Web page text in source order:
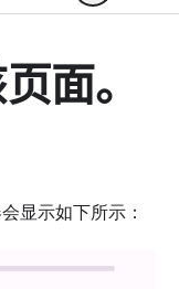
显示如下所示：